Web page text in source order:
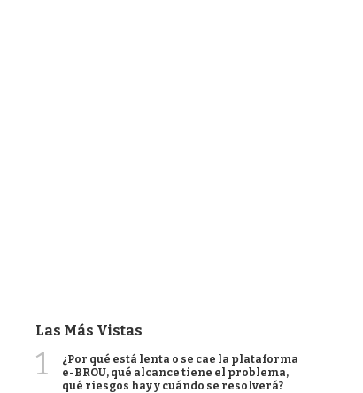
Las Más Vistas
1
¿Por qué está lenta o se cae la plataforma
e-BROU, qué alcance tiene el problema,
qué riesgos hay y cuándo se resolverá?